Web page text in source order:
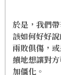
於是，我們
該如何好好
兩敗俱傷，
續地想讓對
加僵化。